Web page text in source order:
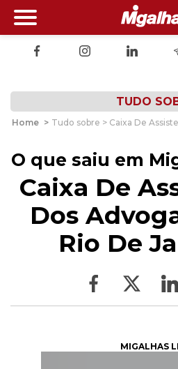
TUDO
Home > Tudo sobre > Caixa De
O que saiu em
Caixa De
Dos
Rio De
MIGALHAS